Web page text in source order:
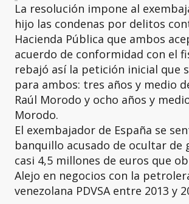
La resolución impone al
hijo las condenas por delitos
Hacienda Pública que ambos
acuerdo de conformidad con el
rebajó así la petición inicial que
para ambos: tres años y medio
Raúl Morodo y ocho años y
Morodo.
El exembajador de España se
banquillo acusado de ocultar de
casi 4,5 millones de euros que
Alejo en negocios con la
venezolana PDVSA entre 2013 y